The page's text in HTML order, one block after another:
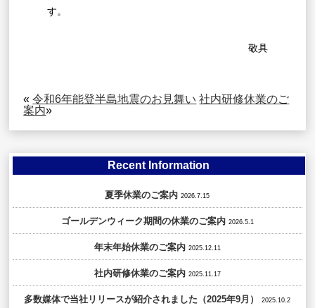
す。
敬具
«令和6年能登半島地震のお見舞い 社内研修休業のご
案内»
Recent Information
夏季休業のご案内 2026.7.15
ゴールデンウィーク期間の休業のご案内 2026.5.1
年末年始休業のご案内 2025.12.11
社内研修休業のご案内 2025.11.17
多数媒体で当社リリースが紹介されました（2025年9月） 2025.10.2